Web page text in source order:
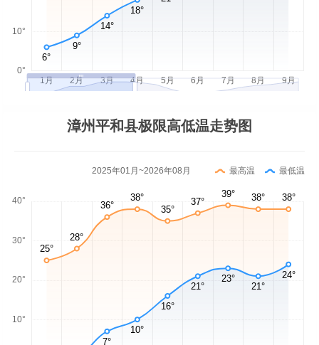
漳州平和县极限高低温走势图
2025年01月~2026年08月 最高温 最低温